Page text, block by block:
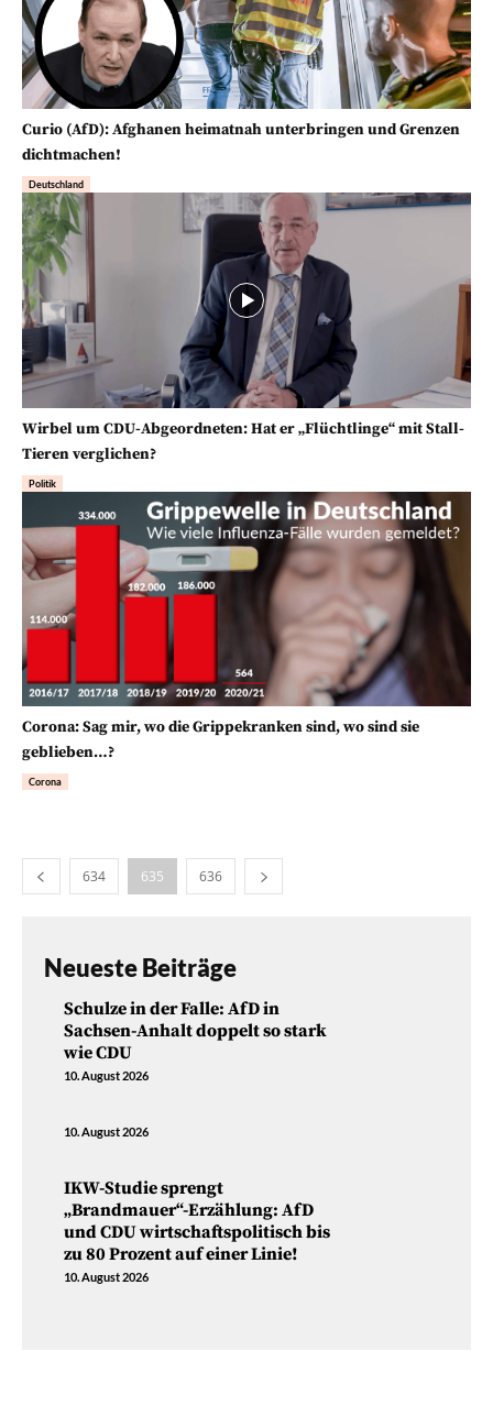
Curio (AfD): Afghanen heimatnah unterbringen und Grenzen
dichtmachen!
Deutschland
Wirbel um CDU-Abgeordneten: Hat er „Flüchtlinge“ mit Stall-
Tieren verglichen?
Politik
Corona: Sag mir, wo die Grippekranken sind, wo sind sie
geblieben…?
Corona
634 635 636
Neueste Beiträge
Schulze in der Falle: AfD in
Sachsen-Anhalt doppelt so stark
wie CDU
10. August 2026
10. August 2026
IKW-Studie sprengt
„Brandmauer“-Erzählung: AfD
und CDU wirtschaftspolitisch bis
zu 80 Prozent auf einer Linie!
10. August 2026